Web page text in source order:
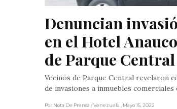
Denuncian
en el Hotel
de Parque Central
Vecinos de Parque Central revelaron
de invasiones a inmuebles comerciales
Por Nota De Prensa / Venezuela , Mayo 15, 2022